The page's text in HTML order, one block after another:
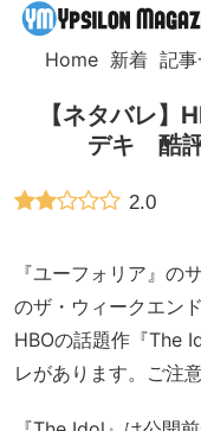
Home 新着 記
【ネタバレ】
デキ 酷
2.0
『ユーフォリア』の
のザ・ウィークエン
HBOの話題作『The
レがあります。ご注